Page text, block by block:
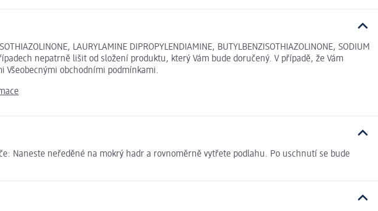
LAURYLAMINE DIPROPYLENDIAMINE, BUTYLBENZISOTHIAZOLINONE, SODIUM
nepatrně lišit od složení produktu, který Vám bude doručený. V případě, že Vám
Všeobecnými obchodními podmínkami.
Naneste neředěné na mokrý hadr a rovnoměrně vytřete podlahu. Po uschnutí se bude